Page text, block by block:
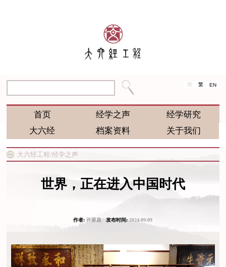
简 繁 EN
首页 经学之声
经学研究
大六经
档案资料 关于我们
大六经工程/经学之声
世界，正在进入中国时代
作者:许家昌发布时间:2024-09-09